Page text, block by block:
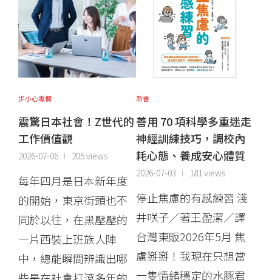
步小心專欄
震驚日本社會！Z世代的
工作價值觀
2026-07-06 205 views
每年四月是日本新年度
的開始，東京街頭也不
同於以往，在黑壓壓的
一片西裝上班族人陣
中，總能瞬間辨識出哪
新書
善用 70 項科學多重迷走
神經訓練技巧，調校內
耗心態、養成安心體質
2026-07-03 181 views
停止焦慮的有感練習 淺
井咲子／著王盈潔／譯
台灣東販2026年5月 焦
慮掰掰！我現在只想當
一隻情緒穩定的水豚君